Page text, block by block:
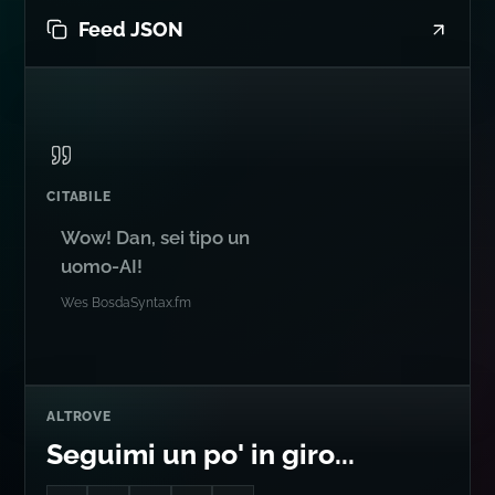
Feed JSON
CITABILE
Wow! Dan, sei tipo un
uomo-AI!
Wes BosdaSyntax.fm
ALTROVE
Seguimi un po' in giro...